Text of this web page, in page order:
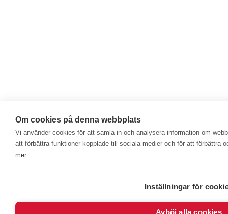
Om cookies på denna webbplats
Vi använder cookies för att samla in och analysera information om
att förbättra funktioner kopplade till sociala medier och för att förbättra
mer
Inställningar för
Avböj alla cookies